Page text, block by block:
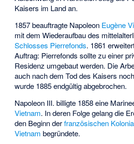
Kaisers im Land an.
1857 beauftragte Napoleon Eugène
mit dem Wiederaufbau des
Schlosses Pierrefonds. 1861
Auftrag: Pierrefonds sollte zu einer
Residenz umgebaut werden. Die
auch nach dem Tod des Kaisers
wurde 1885 endgültig abgebrochen.
Napoleon III. billigte 1858 eine
Vietnam. In deren Folge gelang die
den Beginn derfranzösischen
Vietnam begründete.